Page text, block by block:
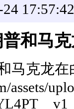
17:57:42
和马
马克龙在
assets/